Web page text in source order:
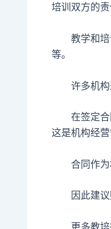
培训双方的
教学和培训
等。
许多机构通
在签定合同
这是机构经营
合同作为机
因此建议财
更多教培